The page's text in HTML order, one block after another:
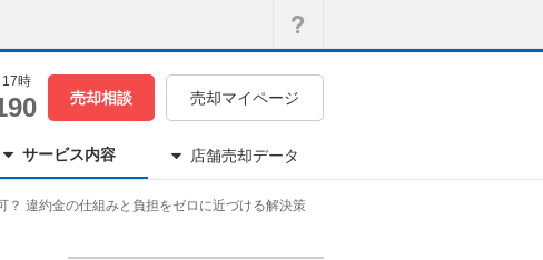
17時
売却相談 売却マイページ
サービス内容 店舗売却データ
？ 違約金の仕組みと負担をゼロに近づける解決策